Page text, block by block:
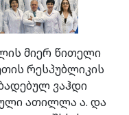
მიერ წითელი
რესპუბლიკის
ვაჰდი
ათილლა ა. და